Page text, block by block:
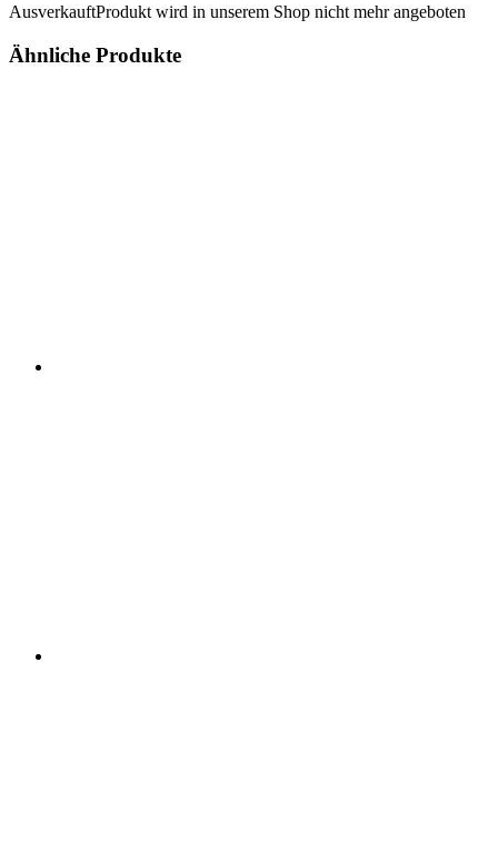
AusverkauftProdukt wird in unserem Shop nicht mehr angeboten
Ähnliche Produkte